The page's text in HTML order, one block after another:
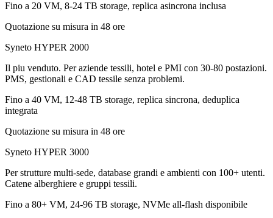
Fino a 20 VM, 8-24 TB storage, replica asincrona inclusa
Quotazione su misura in 48 ore
Syneto HYPER 2000
Il piu venduto. Per aziende tessili, hotel e PMI con 30-80 postazioni.
PMS, gestionali e CAD tessile senza problemi.
Fino a 40 VM, 12-48 TB storage, replica sincrona, deduplica
integrata
Quotazione su misura in 48 ore
Syneto HYPER 3000
Per strutture multi-sede, database grandi e ambienti con 100+ utenti.
Catene alberghiere e gruppi tessili.
Fino a 80+ VM, 24-96 TB storage, NVMe all-flash disponibile